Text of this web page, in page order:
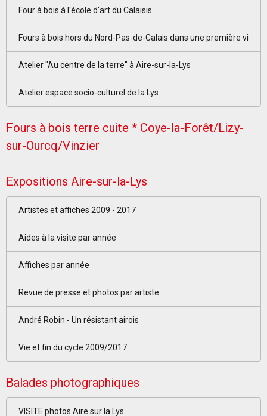
Four à bois à l'école d'art du Calaisis
Fours à bois hors du Nord-Pas-de-Calais dans une première vi
Atelier "Au centre de la terre" à Aire-sur-la-Lys
Atelier espace socio-culturel de la Lys
Fours à bois terre cuite * Coye-la-Forêt/Lizy-
sur-Ourcq/Vinzier
Expositions Aire-sur-la-Lys
Artistes et affiches 2009 - 2017
Aides à la visite par année
Affiches par année
Revue de presse et photos par artiste
André Robin - Un résistant airois
Vie et fin du cycle 2009/2017
Balades photographiques
VISITE photos Aire sur la Lys